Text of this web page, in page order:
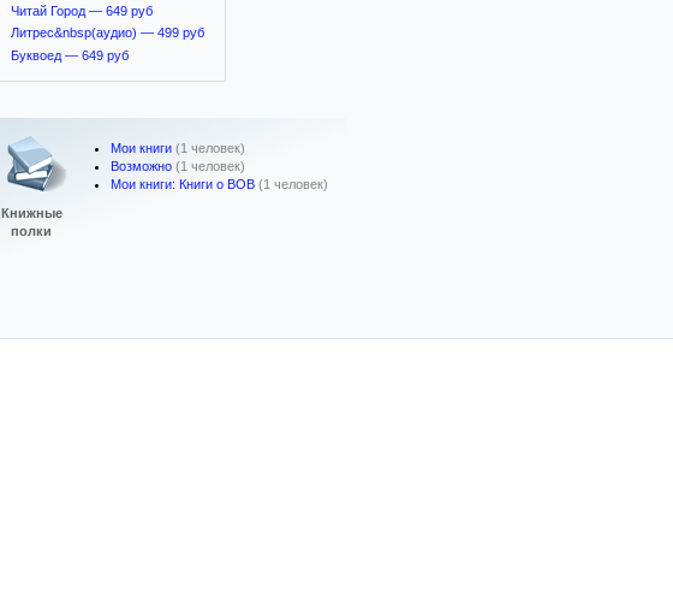
Читай Город — 649 руб
Литрес&nbsp(аудио) — 499 руб
Буквоед — 649 руб
Книжные
полки
Мои книги (1 человек)
Возможно (1 человек)
Мои книги: Книги о ВОВ (1 человек)